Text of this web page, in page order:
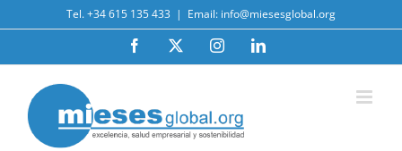
al
Tel. +34 615 135 433 | Email: info@miesesglobal.org
Facebook InstagramLinkedIn